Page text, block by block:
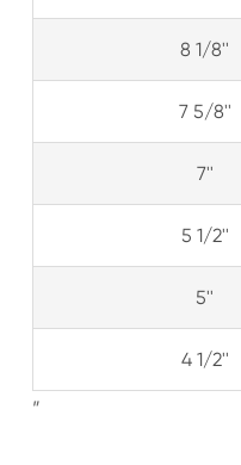
8 1/8''
7 5/8''
7''
5 1/2''
5''
4 1/2''
”